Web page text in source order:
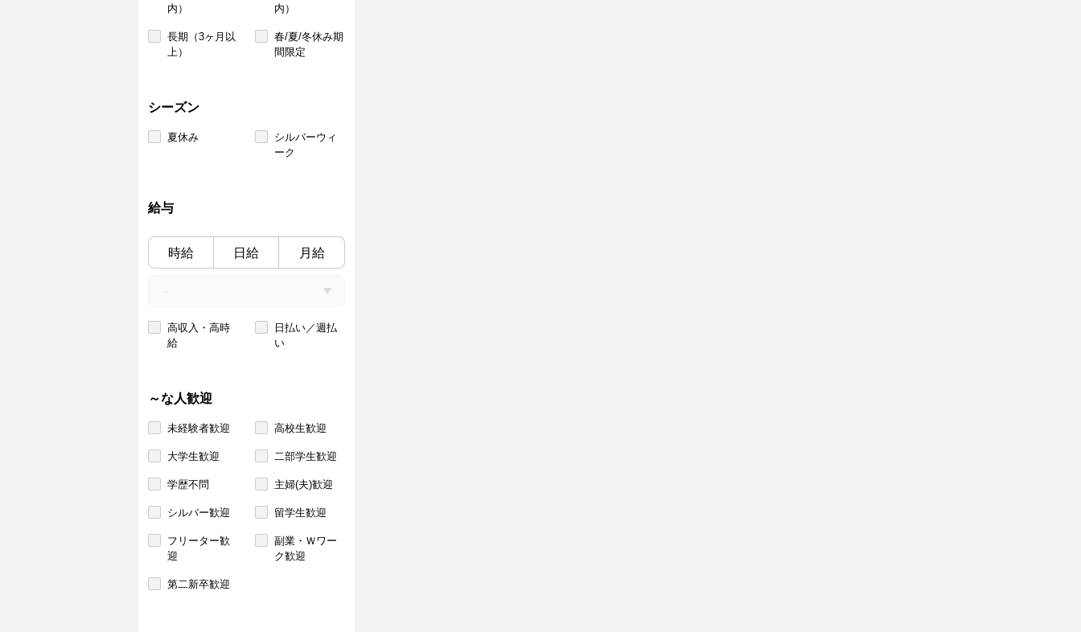
内）
内）
長期（3ヶ月以
上）
春/夏/冬休み期
間限定
シーズン
夏休み
シルバーウィ
ーク
給与
時給 日給 月給
高収入・高時
給
日払い／週払
い
～な人歓迎
未経験者歓迎 高校生歓迎
大学生歓迎 二部学生歓迎
学歴不問 主婦(夫)歓迎
シルバー歓迎 留学生歓迎
フリーター歓
迎
副業・Ｗワー
ク歓迎
第二新卒歓迎